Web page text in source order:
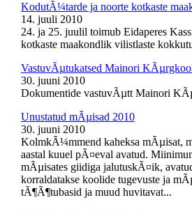
KodutÃ¼tarde ja noorte kotkaste
14. juuli 2010
24. ja 25. juulil toimub Eidaperes
kotkaste maakondlik vilistlaste
VastuvÃµtukatsed Mainori
30. juuni 2010
Dokumentide vastuvÃµtt Mainori
Unustatud mÃµisad 2010
30. juuni 2010
KolmkÃ¼mmend kaheksa mÃµisat,
aastal kuuel pÃ¤eval avatud.
mÃµisates giidiga jalutuskÃ¤ik,
korraldatakse koolide tugevuste ja
tÃ¶Ã¶tubasid ja muud huvitavat...